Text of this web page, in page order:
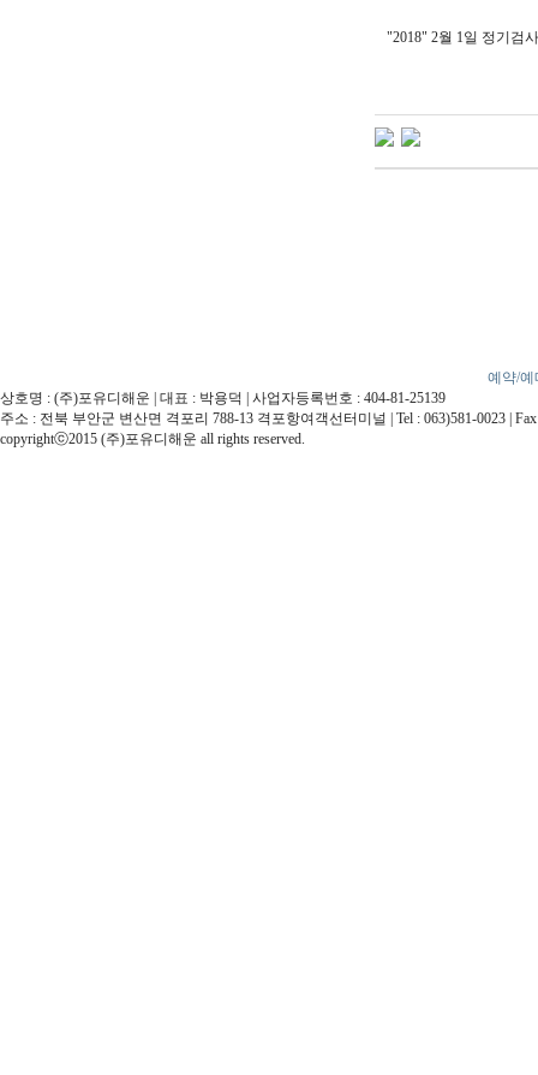
"2018" 2월 1일 정기검
예약/예
상호명 : (주)포유디해운 | 대표 : 박용덕 | 사업자등록번호 : 404-81-25139
주소 : 전북 부안군 변산면 격포리 788-13 격포항여객선터미널 | Tel : 063)581-0023 | Fax
copyrightⓒ2015 (주)포유디해운 all rights reserved.